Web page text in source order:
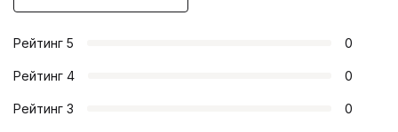
Рейтинг 5 0
Рейтинг 4 0
Рейтинг 3 0